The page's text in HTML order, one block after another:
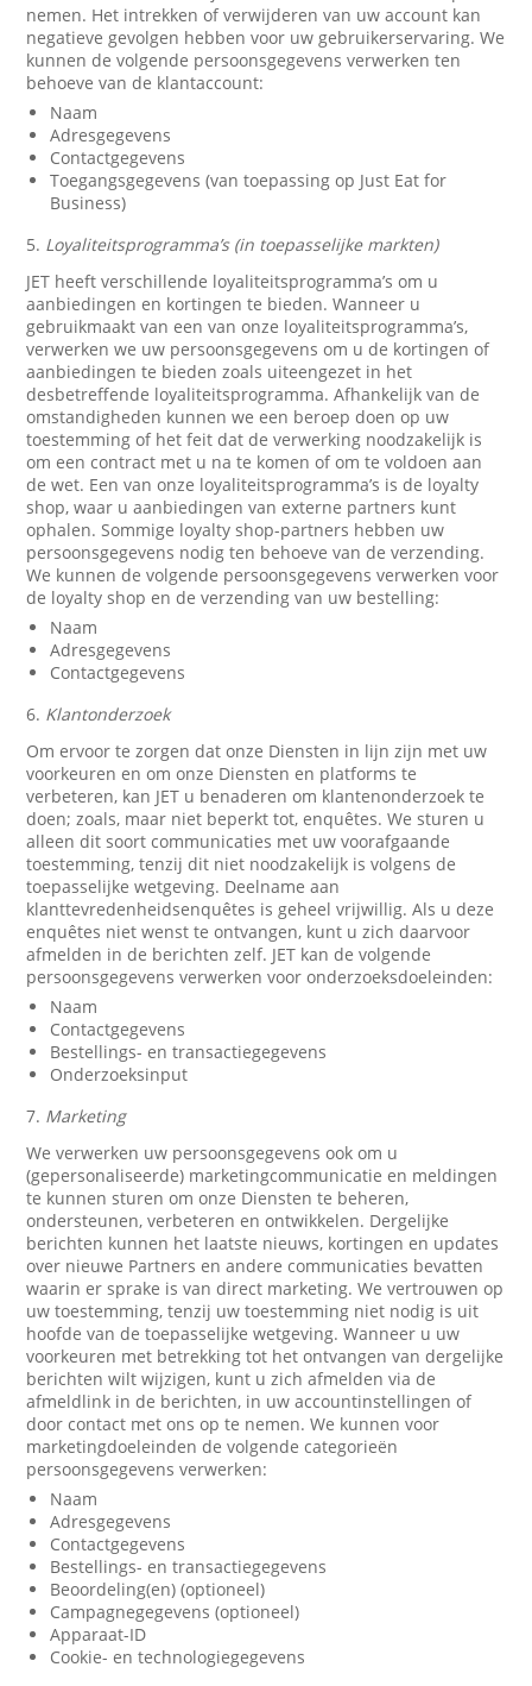
nemen. Het intrekken of verwijderen van uw account kan
negatieve gevolgen hebben voor uw gebruikerservaring. We
kunnen de volgende persoonsgegevens verwerken ten
behoeve van de klantaccount:
Naam
Adresgegevens
Contactgegevens
Toegangsgegevens (van toepassing op Just Eat for
Business)
5. Loyaliteitsprogramma’s (in toepasselijke markten)
JET heeft verschillende loyaliteitsprogramma’s om u
aanbiedingen en kortingen te bieden. Wanneer u
gebruikmaakt van een van onze loyaliteitsprogramma’s,
verwerken we uw persoonsgegevens om u de kortingen of
aanbiedingen te bieden zoals uiteengezet in het
desbetreffende loyaliteitsprogramma. Afhankelijk van de
omstandigheden kunnen we een beroep doen op uw
toestemming of het feit dat de verwerking noodzakelijk is
om een contract met u na te komen of om te voldoen aan
de wet. Een van onze loyaliteitsprogramma’s is de loyalty
shop, waar u aanbiedingen van externe partners kunt
ophalen. Sommige loyalty shop-partners hebben uw
persoonsgegevens nodig ten behoeve van de verzending.
We kunnen de volgende persoonsgegevens verwerken voor
de loyalty shop en de verzending van uw bestelling:
Naam
Adresgegevens
Contactgegevens
6. Klantonderzoek
Om ervoor te zorgen dat onze Diensten in lijn zijn met uw
voorkeuren en om onze Diensten en platforms te
verbeteren, kan JET u benaderen om klantenonderzoek te
doen; zoals, maar niet beperkt tot, enquêtes. We sturen u
alleen dit soort communicaties met uw voorafgaande
toestemming, tenzij dit niet noodzakelijk is volgens de
toepasselijke wetgeving. Deelname aan
klanttevredenheidsenquêtes is geheel vrijwillig. Als u deze
enquêtes niet wenst te ontvangen, kunt u zich daarvoor
afmelden in de berichten zelf. JET kan de volgende
persoonsgegevens verwerken voor onderzoeksdoeleinden:
Naam
Contactgegevens
Bestellings- en transactiegegevens
Onderzoeksinput
7. Marketing
We verwerken uw persoonsgegevens ook om u
(gepersonaliseerde) marketingcommunicatie en meldingen
te kunnen sturen om onze Diensten te beheren,
ondersteunen, verbeteren en ontwikkelen. Dergelijke
berichten kunnen het laatste nieuws, kortingen en updates
over nieuwe Partners en andere communicaties bevatten
waarin er sprake is van direct marketing. We vertrouwen op
uw toestemming, tenzij uw toestemming niet nodig is uit
hoofde van de toepasselijke wetgeving. Wanneer u uw
voorkeuren met betrekking tot het ontvangen van dergelijke
berichten wilt wijzigen, kunt u zich afmelden via de
afmeldlink in de berichten, in uw accountinstellingen of
door contact met ons op te nemen. We kunnen voor
marketingdoeleinden de volgende categorieën
persoonsgegevens verwerken:
Naam
Adresgegevens
Contactgegevens
Bestellings- en transactiegegevens
Beoordeling(en) (optioneel)
Campagnegegevens (optioneel)
Apparaat-ID
Cookie- en technologiegegevens